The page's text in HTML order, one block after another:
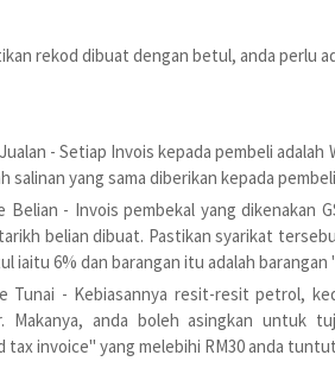
rekod dibuat dengan betul, anda perlu
- Setiap Invois kepada pembeli
salinan yang sama diberikan kepada
Belian - Invois pembekal yang
belian dibuat. Pastikan syarikat
iaitu 6% dan barangan itu adalah
Tunai - Kebiasannya resit-resit petrol,
Makanya, anda boleh asingkan untuk
tax invoice" yang melebihi RM30 anda